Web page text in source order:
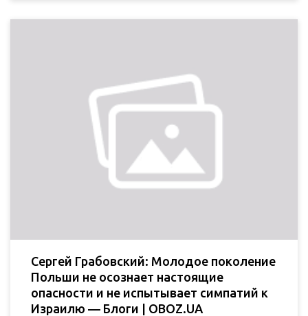
Сергей Грабовский: Молодое поколение
Польши не осознает настоящие
опасности и не испытывает симпатий к
Израилю — Блоги | OBOZ.UA